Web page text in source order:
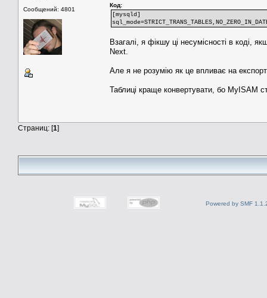
Сообщений: 4801
Код:
[mysqld]
Взагалі, я фікшу ці несумісності в коді,
Next.
Але я не розумію як це впливає на
Таблиці краще конвертувати, бо MyISAM
Страниц: [1]
Powered by SMF